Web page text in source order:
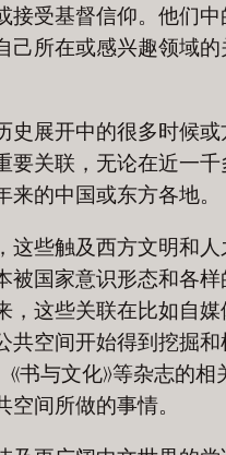
接受基督信仰。他们中
己所在或感兴趣领域的
史展开中的很多时候或
要关联，无论在近一千
的中国或东方各地。
这些触及西方文明和人
被国家意识形态和各样
，这些关联在比如自媒
共空间开始得到挖掘和
《书与文化》等杂志的相
间所做的事情。